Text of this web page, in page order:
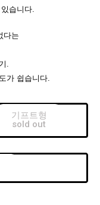
습니다.
다는
.
가 쉽습니다.
기프트형
sold out